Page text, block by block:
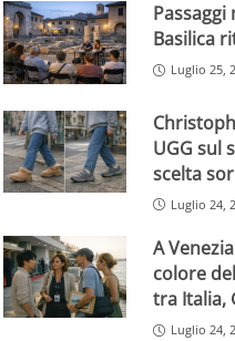
Basilica
Luglio 25,
UGG sul
scelta
Luglio 24,
A
colore
tra Italia,
Luglio 24,